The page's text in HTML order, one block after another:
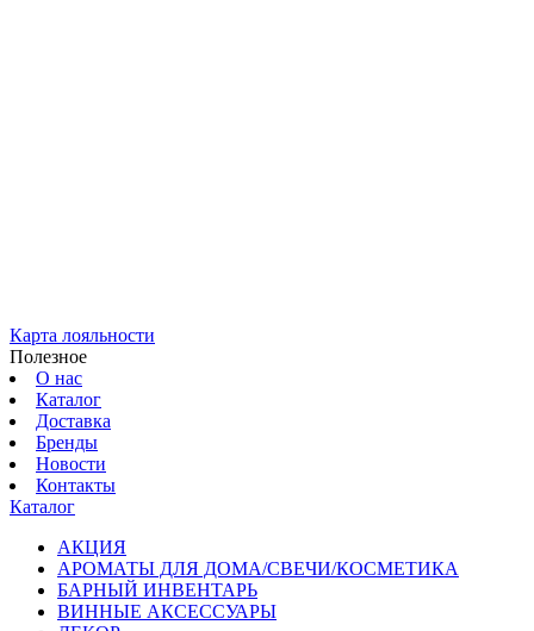
Карта лояльности
Полезное
О нас
Каталог
Доставка
Бренды
Новости
Контакты
Каталог
АКЦИЯ
АРОМАТЫ ДЛЯ ДОМА/СВЕЧИ/КОСМЕТИКА
БАРНЫЙ ИНВЕНТАРЬ
ВИННЫЕ АКСЕССУАРЫ